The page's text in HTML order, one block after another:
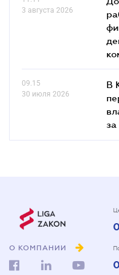
3 августа 2026
09.15
30 июля 2026
В
О КОМПАНИИ